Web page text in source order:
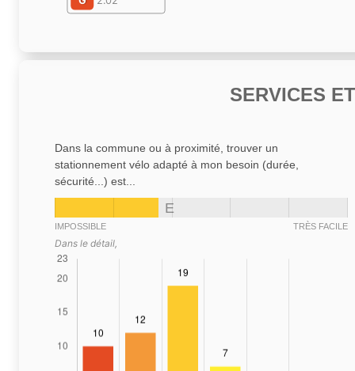
SERVICES
Dans la commune ou à proximité, trouver un
stationnement vélo adapté à mon besoin (durée,
sécurité...) est...
E
IMPOSSIBLE TRÈS FACILE
Dans le détail,